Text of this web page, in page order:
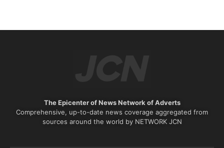
The Epicenter of News Network of Adverts
Comprehensive, up-to-date news coverage aggregated from
sources around the world by NETWORK JCN